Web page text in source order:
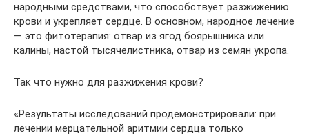
народными средствами, что способствует разжижению
крови и укрепляет сердце. В основном, народное лечение
— это фитотерапия: отвар из ягод боярышника или
калины, настой тысячелистника, отвар из семян укропа.
Так что нужно для разжижения крови?
«Результаты исследований продемонстрировали: при
лечении мерцательной аритмии сердца только